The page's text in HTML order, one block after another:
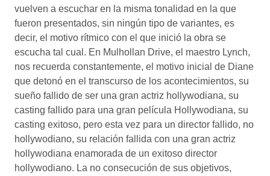
vuelven a escuchar en la misma tonalidad en la que
fueron presentados, sin ningún tipo de variantes, es
decir, el motivo rítmico con el que inició la obra se
escucha tal cual. En Mulhollan Drive, el maestro Lynch,
nos recuerda constantemente, el motivo inicial de Diane
que detonó en el transcurso de los acontecimientos, su
sueño fallido de ser una gran actriz hollywodiana, su
casting fallido para una gran película Hollywodiana, su
casting exitoso, pero esta vez para un director fallido, no
hollywodiano, su relación fallida con una gran actriz
hollywodiana enamorada de un exitoso director
hollywodiano. La no consecución de sus objetivos,